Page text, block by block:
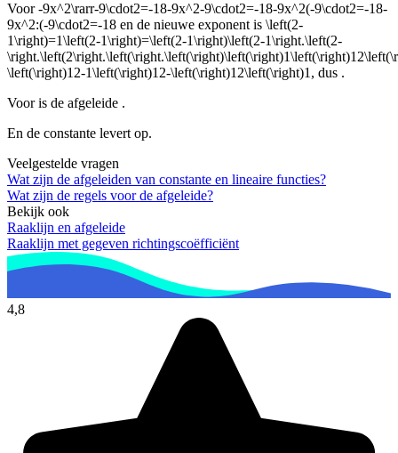
Voor-9x^2\rarr-9\cdot2=-18-9x^2-9\cdot2=-18-9x^2(-9\cdot2=-18-
9x^2:(-9\cdot2=-18 en de nieuwe exponent is \left(2-
1\right)=1\left(2-1\right)=\left(2-1\right)\left(2-1\right.\left(2-
\left(\right)12-1\left(\right)12-\left(\right)12\left(\right)1 , dus .
Vooris de afgeleide .
En de constante levert op.
Veelgestelde vragen
Wat zijn de afgeleiden van constante en lineaire functies?
Wat zijn de regels voor de afgeleide?
Bekijk ook
Raaklijn en afgeleide
Raaklijn met gegeven richtingscoëfficiënt
4,8